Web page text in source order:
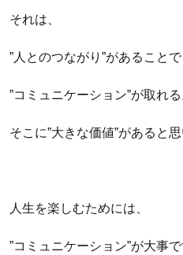
それは、
”人とのつながり”があることで
”コミュニケーション”が取れる
そこに”大きな価値”があると思
人生を楽しむためには、
”コミュニケーション”が大事で